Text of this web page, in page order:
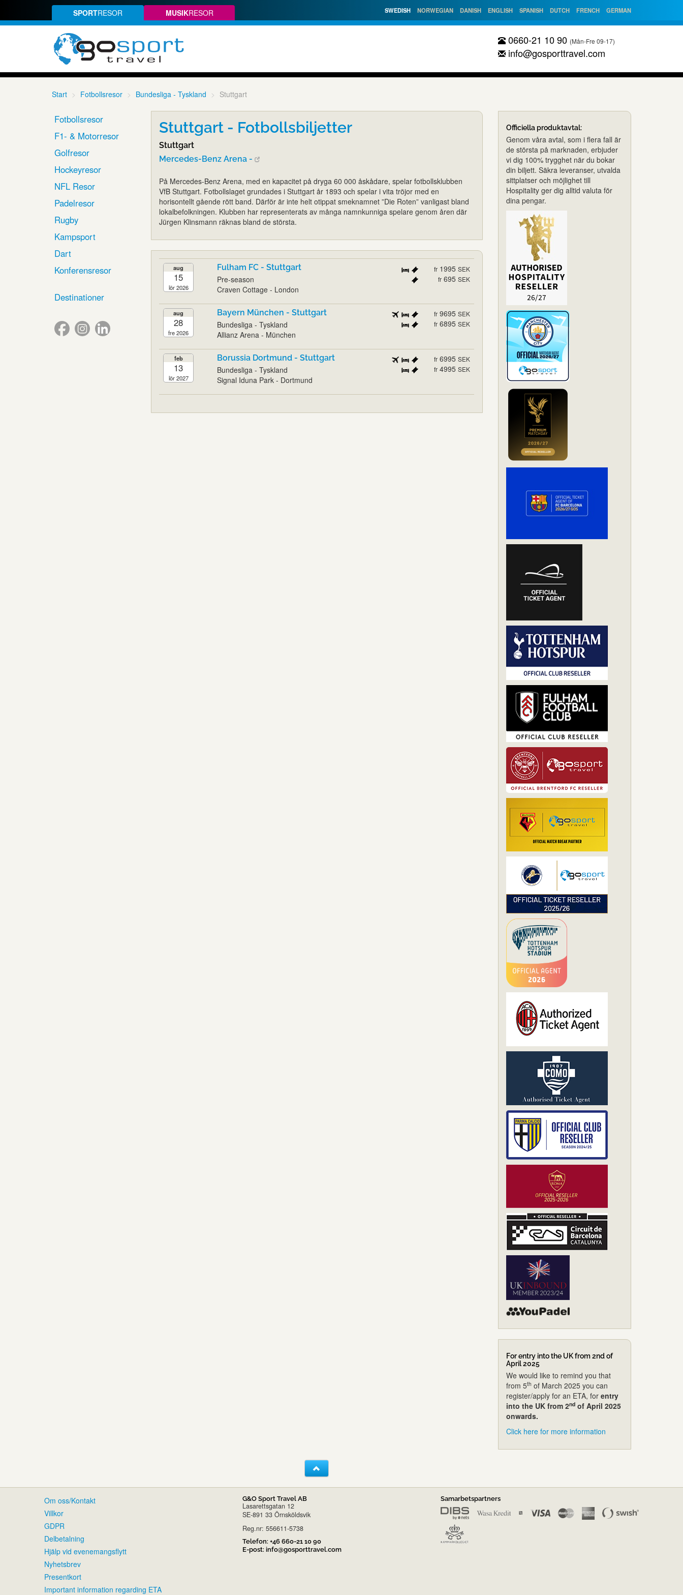
SPORTRESOR MUSIKRESOR SWEDISH NORWEGIAN DANISH ENGLISH SPANISH DUTCH FRENCH GERMAN
0660-21 10 90 (Mån-Fre 09-17)
info@gosporttravel.com
Start Fotbollsresor Bundesliga - Tyskland Stuttgart
Fotbollsresor
F1- & Motorresor
Golfresor
Hockeyresor
NFL Resor
Padelresor
Rugby
Kampsport
Dart
Konferensresor
Destinationer
Stuttgart - Fotbollsbiljetter
Stuttgart
Mercedes-Benz Arena -
På Mercedes-Benz Arena, med en kapacitet på dryga 60 000 åskådare, spelar fotbollsklubben
VfB Stuttgart. Fotbollslaget grundades i Stuttgart år 1893 och spelar i vita tröjor med en
horisontellt gående rött band. Därför är inte helt otippat smeknamnet ”Die Roten” vanligast bland
lokalbefolkningen. Klubben har representerats av många namnkunniga spelare genom åren där
Jürgen Klinsmann räknas bland de största.
aug
15
lör 2026
Fulham FC - Stuttgart
Pre-season
Craven Cottage - London
fr 1995 SEK
fr 695 SEK
aug
28
fre 2026
Bayern München - Stuttgart
Bundesliga - Tyskland
Allianz Arena - München
fr 9695 SEK
fr 6895 SEK
feb
13
lör 2027
Borussia Dortmund - Stuttgart
Bundesliga - Tyskland
Signal Iduna Park - Dortmund
fr 6995 SEK
fr 4995 SEK
Officiella produktavtal:
Genom våra avtal, som i flera fall är
de största på marknaden, erbjuder
vi dig 100% trygghet när du bokar
din biljett. Säkra leveranser, utvalda
sittplatser och möjlighet till
Hospitality ger dig alltid valuta för
dina pengar.
For entry into the UK from 2nd of
April 2025
We would like to remind you that
from 5th of March 2025 you can
register/apply for an ETA, for entry
into the UK from 2ndof April 2025
onwards.
Click here for more information
Om oss/Kontakt
Villkor
GDPR
Delbetalning
Hjälp vid evenemangsflytt
Nyhetsbrev
Presentkort
Important information regarding ETA
G&O Sport Travel AB
Lasarettsgatan 12
SE-891 33 Örnsköldsvik
Reg.nr: 556611-5738
Telefon: +46 660-21 10 90
E-post: info@gosporttravel.com
Samarbetspartners